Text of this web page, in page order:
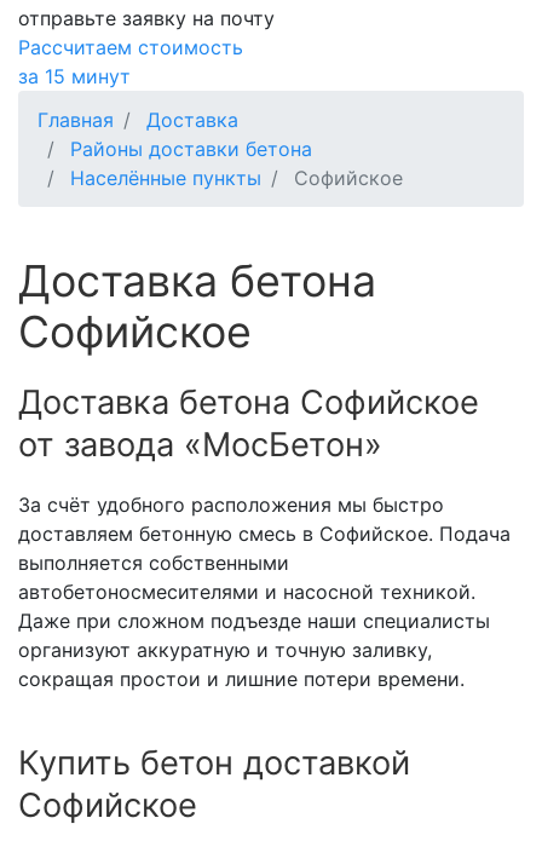
отправьте заявку на почту
Рассчитаем стоимость
за 15 минут
Главная
Доставка
Районы доставки бетона
Населённые пункты
Софийское
Доставка бетона
Софийское
Доставка бетона Софийское
от завода «МосБетон»
За счёт удобного расположения мы быстро
доставляем бетонную смесь в Софийское. Подача
выполняется собственными
автобетоносмесителями и насосной техникой.
Даже при сложном подъезде наши специалисты
организуют аккуратную и точную заливку,
сокращая простои и лишние потери времени.
Купить бетон доставкой
Софийское